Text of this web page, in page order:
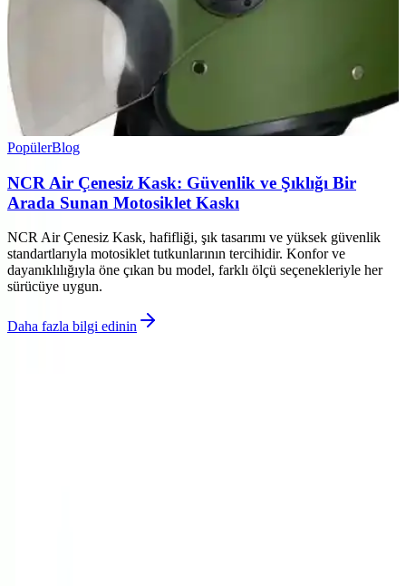
PopülerBlog
NCR Air Çenesiz Kask: Güvenlik ve Şıklığı Bir
Arada Sunan Motosiklet Kaskı
NCR Air Çenesiz Kask, hafifliği, şık tasarımı ve yüksek güvenlik
standartlarıyla motosiklet tutkunlarının tercihidir. Konfor ve
dayanıklılığıyla öne çıkan bu model, farklı ölçü seçenekleriyle her
sürücüye uygun.
Daha fazla bilgi edinin